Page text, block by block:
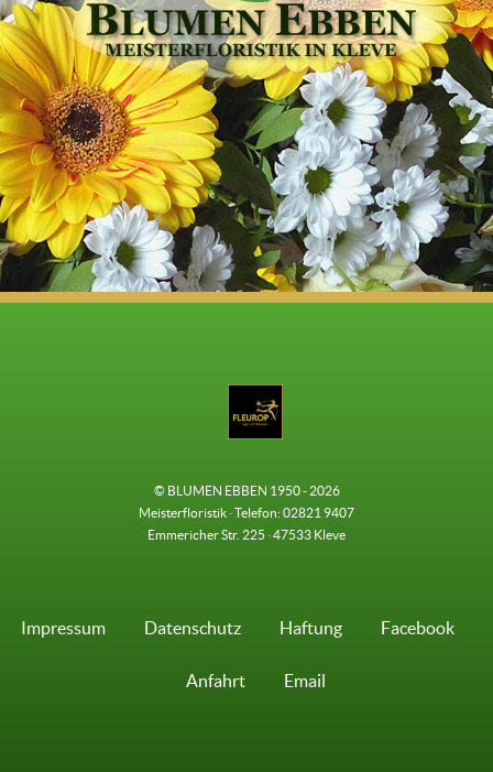
© BLUMEN EBBEN 1950 - 2026
Meisterfloristik · Telefon: 02821 9407
Emmericher Str. 225 · 47533 Kleve
Impressum Datenschutz Haftung Facebook
Anfahrt Email